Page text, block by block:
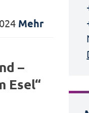
Mehr
–
Esel“